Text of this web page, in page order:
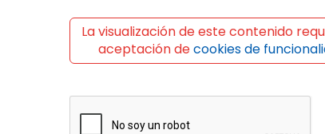
La visualización de este contenido
aceptación decookies de